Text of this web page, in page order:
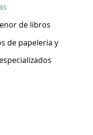
de libros
de papeleria y